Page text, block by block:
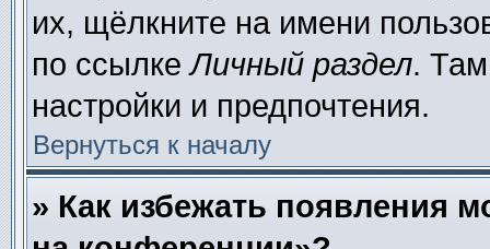
их, щёлкните на имени
по ссылкеЛичный раздел.
настройки и предпочтения.
Вернуться к началу
» Как избежать появления